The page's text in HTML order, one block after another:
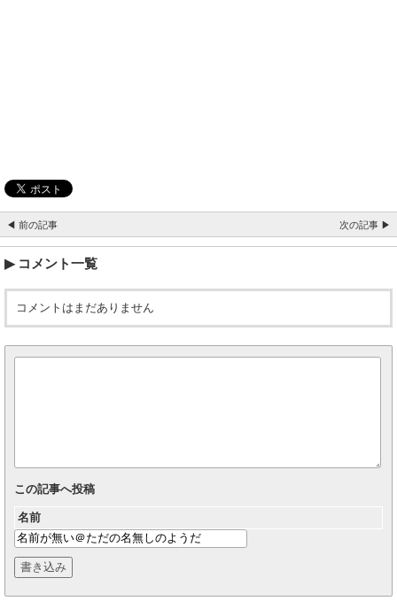
◀ 前の記事 次の記事 ▶
コメント一覧
コメントはまだありません
この記事へ投稿
名前